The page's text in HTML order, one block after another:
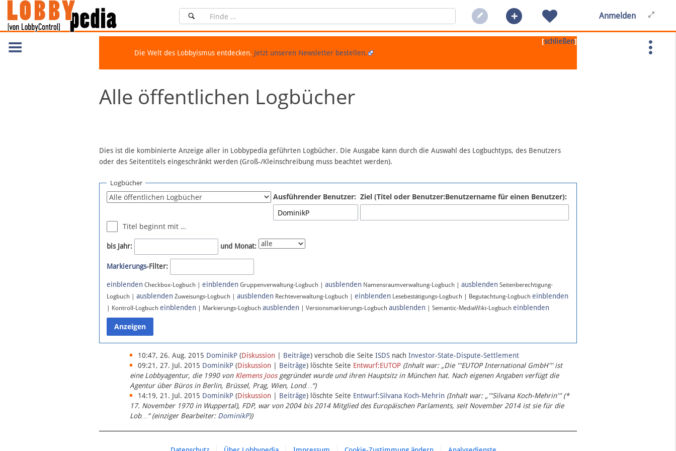
Anmelden
[schließen]
Die Welt des Lobbyismus entdecken. Jetzt unseren Newsletter bestellen.
Alle öffentlichen Logbücher
Dies ist die kombinierte Anzeige aller in Lobbypedia geführten Logbücher. Die Ausgabe kann durch die Auswahl des Logbuchtyps, des Benutzers
oder des Seitentitels eingeschränkt werden (Groß-/Kleinschreibung muss beachtet werden).
Logbücher
Ausführender Benutzer: Ziel (Titel oder Benutzer:Benutzername für einen Benutzer):
Titel beginnt mit …
bis Jahr: und Monat:
Markierungs-Filter:
einblenden Checkbox-Logbuch | einblenden Gruppenverwaltung-Logbuch | ausblenden Namensraumverwaltung-Logbuch | ausblenden Seitenberechtigung-
Logbuch | ausblenden Zuweisungs-Logbuch | ausblenden Rechteverwaltung-Logbuch | einblenden Lesebestätigungs-Logbuch | Begutachtung-Logbuch einblenden
| Kontroll-Logbuch einblenden | Markierungs-Logbuch ausblenden | Versionsmarkierungs-Logbuch ausblenden | Semantic-MediaWiki-Logbuch einblenden
10:47, 26. Aug. 2015 DominikP (Diskussion | Beiträge) verschob die Seite ISDS nach Investor-State-Dispute-Settlement
09:21, 27. Jul. 2015 DominikP (Diskussion | Beiträge) löschte Seite Entwurf:EUTOP (Inhalt war: „Die '''EUTOP International GmbH''' ist
eine Lobbyagentur, die 1990 von Klemens Joosgegründet wurde und ihren Hauptsitz in München hat. Nach eigenen Angaben verfügt die
Agentur über Büros in Berlin, Brüssel, Prag, Wien, Lond…“)
14:19, 21. Jul. 2015 DominikP (Diskussion | Beiträge) löschte Seite Entwurf:Silvana Koch-Mehrin (Inhalt war: „'''Silvana Koch-Mehrin''' (*
17. November 1970 in Wuppertal), FDP, war von 2004 bis 2014 Mitglied des Europäischen Parlaments, seit November 2014 ist sie für die
Lob…“ (einziger Bearbeiter: DominikP))